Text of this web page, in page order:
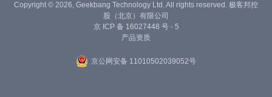
Copyright © 2026, Geekbang Technology Ltd. All rights reserved. 极客邦控
股（北京）有限公司
京 ICP 备 16027448 号 - 5
产品资质
京公网安备 11010502039052号